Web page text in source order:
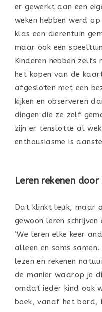
er gewerkt aan een
weken hebben werd
klas een dierentuin
maar ook een
Kinderen hebben
het kopen van de
afgesloten met een
kijken en observeren
dingen die ze zelf
zijn er tenslotte al
enthousiasme is
Leren rekenen
Dat klinkt leuk, maar
gewoon leren
‘We leren elke keer
alleen en soms
lezen en rekenen
de manier waarop je
omdat ieder kind ook
boek, vanaf het bord,